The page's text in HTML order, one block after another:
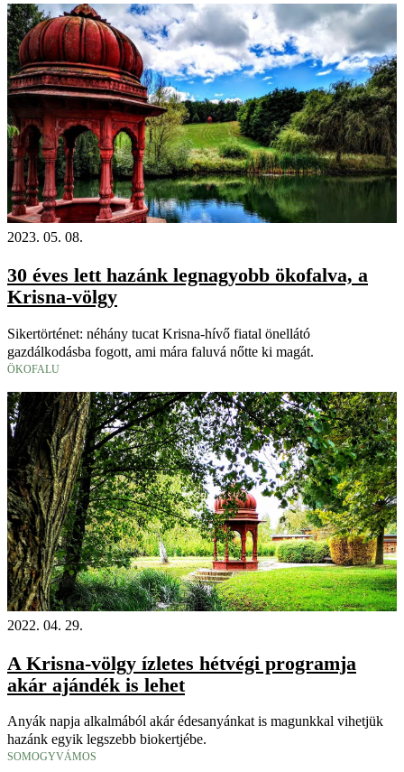
2023. 05. 08.
30 éves lett hazánk legnagyobb ökofalva, a
Krisna-völgy
Sikertörténet: néhány tucat Krisna-hívő fiatal önellátó
gazdálkodásba fogott, ami mára faluvá nőtte ki magát.
ÖKOFALU
2022. 04. 29.
A Krisna-völgy ízletes hétvégi programja
akár ajándék is lehet
Anyák napja alkalmából akár édesanyánkat is magunkkal vihetjük
hazánk egyik legszebb biokertjébe.
SOMOGYVÁMOS